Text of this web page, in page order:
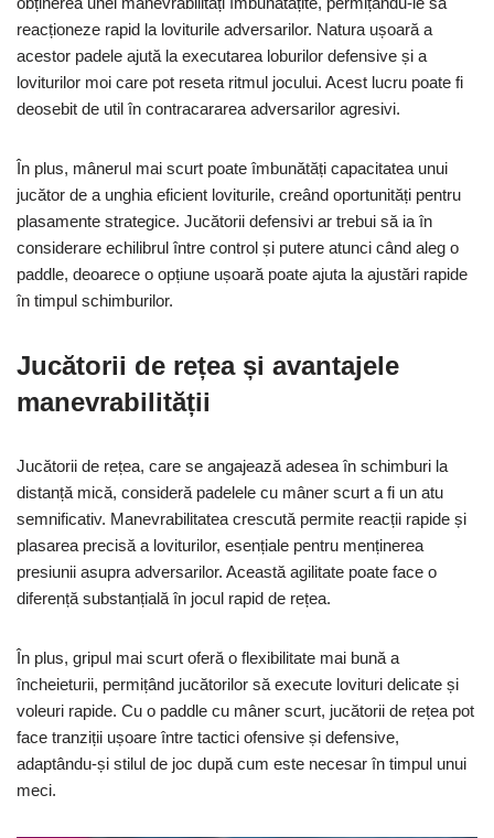
reacționeze rapid la loviturile adversarilor. Natura ușoară a
acestor padele ajută la executarea loburilor defensive și a
loviturilor moi care pot reseta ritmul jocului. Acest lucru poate fi
deosebit de util în contracararea adversarilor agresivi.
În plus, mânerul mai scurt poate îmbunătăți capacitatea unui
jucător de a unghia eficient loviturile, creând oportunități pentru
plasamente strategice. Jucătorii defensivi ar trebui să ia în
considerare echilibrul între control și putere atunci când aleg o
paddle, deoarece o opțiune ușoară poate ajuta la ajustări rapide
în timpul schimburilor.
Jucătorii de rețea și avantajele
manevrabilității
Jucătorii de rețea, care se angajează adesea în schimburi la
distanță mică, consideră padelele cu mâner scurt a fi un atu
semnificativ. Manevrabilitatea crescută permite reacții rapide și
plasarea precisă a loviturilor, esențiale pentru menținerea
presiunii asupra adversarilor. Această agilitate poate face o
diferență substanțială în jocul rapid de rețea.
În plus, gripul mai scurt oferă o flexibilitate mai bună a
încheieturii, permițând jucătorilor să execute lovituri delicate și
voleuri rapide. Cu o paddle cu mâner scurt, jucătorii de rețea pot
face tranziții ușoare între tactici ofensive și defensive,
adaptându-și stilul de joc după cum este necesar în timpul unui
meci.